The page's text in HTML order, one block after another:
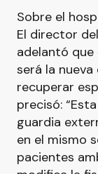
Sobre el
El director
adelantó
será la
recuperar
precisó:
guardia
en el mismo
pacientes